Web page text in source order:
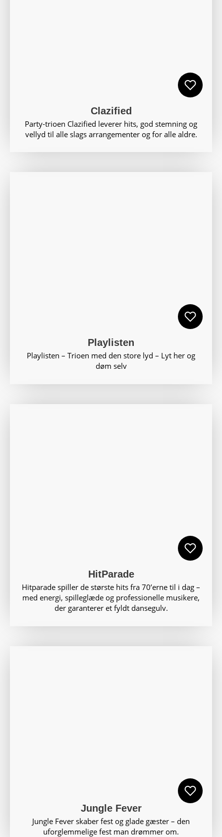
Clazified
Party-trioen Clazified leverer hits, god stemning og
vellyd til alle slags arrangementer og for alle aldre.
Playlisten
Playlisten – Trioen med den store lyd – Lyt her og
døm selv
HitParade
Hitparade spiller de største hits fra 70’erne til i dag –
med energi, spilleglæde og professionelle musikere,
der garanterer et fyldt dansegulv.
Jungle Fever
Jungle Fever skaber fest og glade gæster – den
uforglemmelige fest man drømmer om.